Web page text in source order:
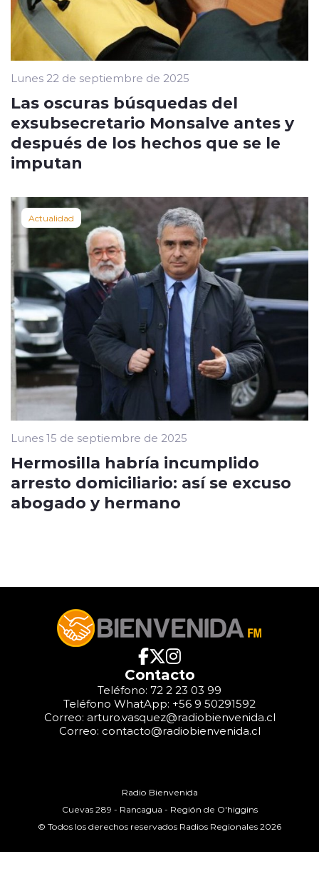
Lunes 22 de septiembre de 2025
Las oscuras búsquedas del
exsubsecretario Monsalve antes y
después de los hechos que se le
imputan
Actualidad
Lunes 15 de septiembre de 2025
Hermosilla habría incumplido
arresto domiciliario: así se excuso
abogado y hermano
Contacto
Teléfono: 72 2 23 03 99
Teléfono WhatApp: +56 9 50291592
Correo: arturo.vasquez@radiobienvenida.cl
Correo: contacto@radiobienvenida.cl
Radio Bienvenida
Cuevas 289 - Rancagua - Región de O'higgins
© Todos los derechos reservados Radios Regionales 2026